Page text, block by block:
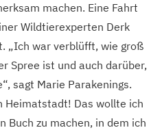
machen. Eine Fahrt
Wildtierexperten Derk
„Ich war verblüfft, wie groß
Spree ist und auch darüber,
sagt Marie Parakenings.
Heimatstadt! Das wollte ich
Buch zu machen, in dem ich